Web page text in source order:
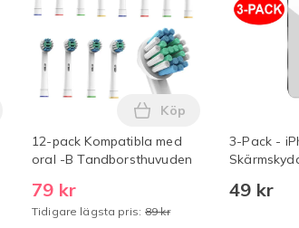
iPhone 17 / 16 / 15 Snabbladdare med 2M
12-pack Kompatibla med
oral -B Tandborsthuvuden
79 kr
Tidigare lägsta pris: 89 kr
Lägg till 12-pack
Köp
3-Pack -
49 kr